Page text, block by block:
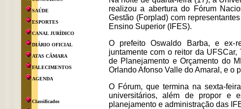
SAÚDE
ESPORTES
CANAL JURÍDICO
DIÁRIO OFICIAL
ATAS CÂMARA
FALECIMENTOS
AGENDA
Classificados
realizou a abertura do Fórum
Gestão (Forplad) com
Ensino Superior (IFES).
O prefeito Oswaldo Barba, e ex-
juntamente com o reitor da
de Planejamento e Orçamento do
Orlando Afonso Valle do Amaral, e o
O Fórum, que termina na sexta-
universitários, além de propor e
planejamento e administração das